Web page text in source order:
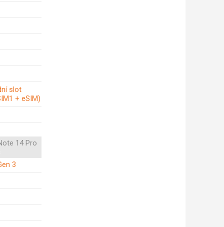
slot
+ eSIM)
14 Pro
3